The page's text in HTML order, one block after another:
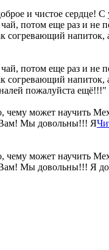
и чистое сердце!
потом еще раз и не
напиток,
потом еще раз и не
напиток,
пожалуйста
чему может научить
Вам! Мы довольны!!! Я
чему может научить
Мы довольны!!! Я